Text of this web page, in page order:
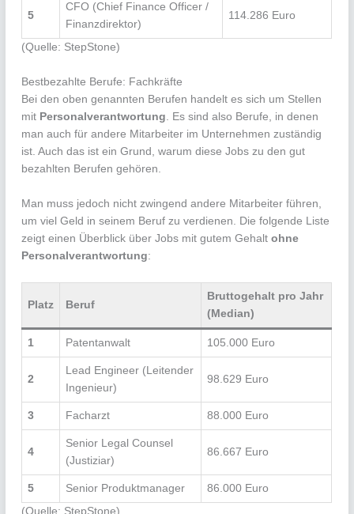
5
CFO (Chief Finance Officer /
Finanzdirektor)
114.286 Euro
(Quelle: StepStone)
Bestbezahlte Berufe: Fachkräfte
Bei den oben genannten Berufen handelt es sich um Stellen
mit Personalverantwortung. Es sind also Berufe, in denen
man auch für andere Mitarbeiter im Unternehmen zuständig
ist. Auch das ist ein Grund, warum diese Jobs zu den gut
bezahlten Berufen gehören.
Man muss jedoch nicht zwingend andere Mitarbeiter führen,
um viel Geld in seinem Beruf zu verdienen. Die folgende Liste
zeigt einen Überblick über Jobs mit gutem Gehaltohne
Personalverantwortung:
Platz Beruf
Bruttogehalt pro Jahr
(Median)
1 Patentanwalt 105.000 Euro
2
Lead Engineer (Leitender
Ingenieur)
98.629 Euro
3 Facharzt 88.000 Euro
4
Senior Legal Counsel
(Justiziar)
86.667 Euro
5 Senior Produktmanager
86.000 Euro
(Quelle: StepStone)